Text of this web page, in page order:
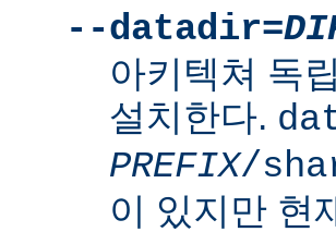
--datadir=
아키텍쳐 독
설치한다.
PREFIX/
이 있지만 현